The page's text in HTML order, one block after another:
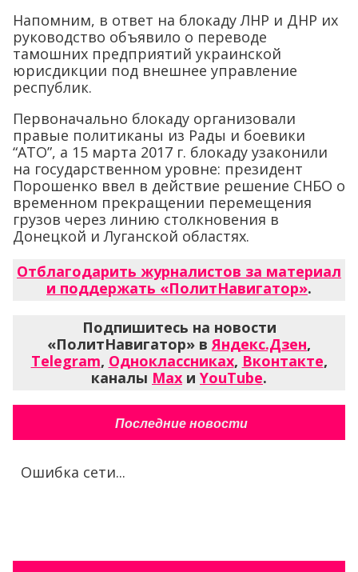
Напомним, в ответ на блокаду ЛНР и ДНР их
руководство объявило о переводе
тамошних предприятий украинской
юрисдикции под внешнее управление
республик.
Первоначально блокаду организовали
правые политиканы из Рады и боевики
“АТО”, а 15 марта 2017 г. блокаду узаконили
на государственном уровне: президент
Порошенко ввел в действие решение СНБО о
временном прекращении перемещения
грузов через линию столкновения в
Донецкой и Луганской областях.
Отблагодарить журналистов за материал
и поддержать «ПолитНавигатор».
Подпишитесь на новости
«ПолитНавигатор» вЯндекс.Дзен,
Telegram, Одноклассниках, Вконтакте,
каналы Max и YouTube.
Последние новости
Ошибка сети...